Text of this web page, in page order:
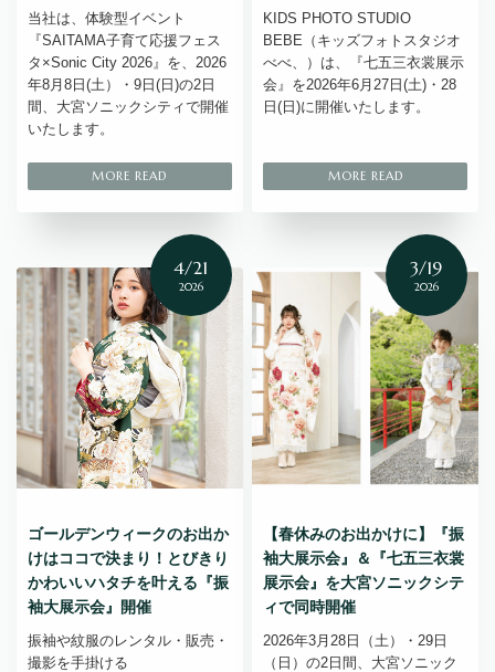
当社は、体験型イベント
『SAITAMA子育て応援フェス
タ×Sonic City 2026』を、2026
年8月8日(土）・9日(日)の2日
間、大宮ソニックシティで開催
いたします。
KIDS PHOTO STUDIO
BEBE（キッズフォトスタジオ
べべ、）は、『七五三衣裳展示
会』を2026年6月27日(土)・28
日(日)に開催いたします。
4/21
2026
ゴールデンウィークのお出か
けはココで決まり！とびきり
かわいいハタチを叶える『振
袖大展示会』開催
振袖や紋服のレンタル・販売・
撮影を手掛ける
3/19
2026
【春休みのお出かけに】『振
袖大展示会』＆『七五三衣裳
展示会』を大宮ソニックシテ
ィで同時開催
2026年3月28日（土）・29日
（日）の2日間、大宮ソニック